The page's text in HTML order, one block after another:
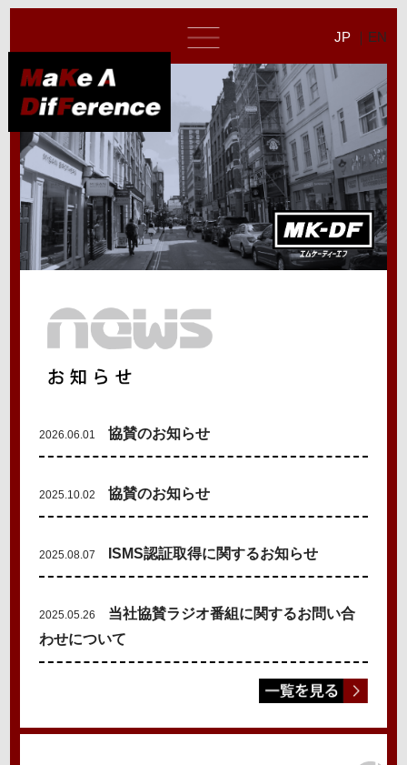
JP EN
2026.06.01 協賛のお知らせ
2025.10.02 協賛のお知らせ
2025.08.07 ISMS認証取得に関するお知らせ
2025.05.26
当社協賛ラジオ番組に関するお問い合
わせについて